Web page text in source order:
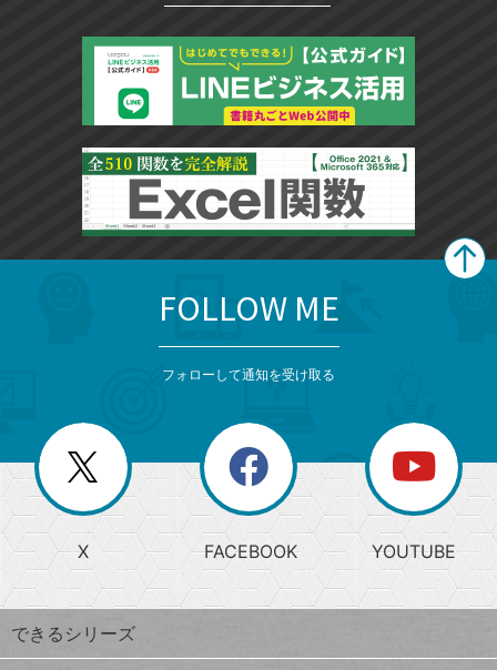
じ
る
search
検
索
上
昇
ワ
ー
ド
閉
じ
る
ー
か
ら
探
す
FOLLOW ME
フォローして通知を受け取る
X FACEBOOK YOUTUBE
できるシリーズ